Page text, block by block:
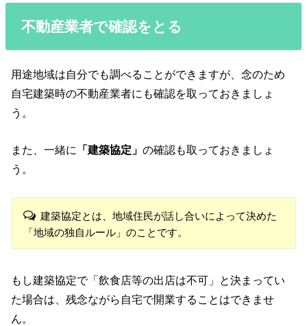
不動産業者で確認をとる
用途地域は自分でも調べることができますが、念のため
自宅建築時の不動産業者にも確認を取っておきましょ
う。
また、一緒に 「建築協定」の確認も取っておきましょ
う。
建築協定とは、地域住民が話し合いによって決めた
「地域の独自ルール」のことです。
もし建築協定で「飲食店等の出店は不可」と決まってい
た場合は、残念ながら自宅で開業することはできませ
ん。